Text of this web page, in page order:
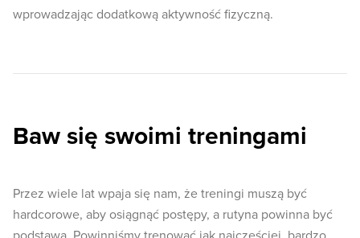
wprowadzając dodatkową aktywność fizyczną.
Baw się swoimi treningami
Przez wiele lat wpaja się nam, że treningi muszą być
hardcorowe, aby osiągnąć postępy, a rutyna powinna być